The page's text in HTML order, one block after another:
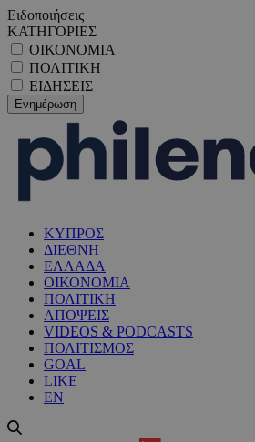
Ειδοποιήσεις
ΚΑΤΗΓΟΡΙΕΣ
ΟΙΚΟΝΟΜΙΑ
ΠΟΛΙΤΙΚΗ
ΕΙΔΗΣΕΙΣ
ΚΥΠΡΟΣ
ΔΙΕΘΝΗ
ΕΛΛΑΔΑ
ΟΙΚΟΝΟΜΙΑ
ΠΟΛΙΤΙΚΗ
ΑΠΟΨΕΙΣ
VIDEOS & PODCASTS
ΠΟΛΙΤΙΣΜΟΣ
GOAL
LIKE
EN